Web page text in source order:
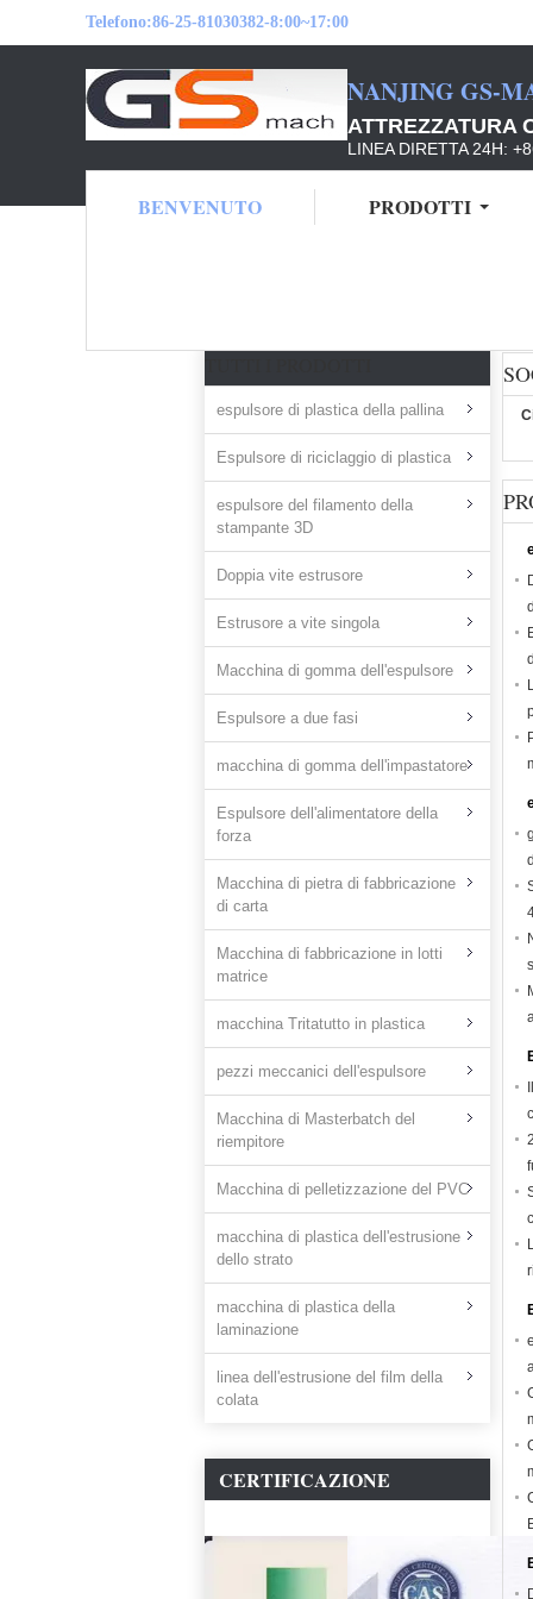
Telefono:86-25-81030382-8:00~17:00
NANJING GS-
ATTREZZATURA
LINEA DIRETTA 24H:
BENVENUTO PRODOTTI
espulsore di plastica della pallina
Espulsore di riciclaggio di plastica
espulsore del filamento della
stampante 3D
Doppia vite estrusore
Estrusore a vite singola
Macchina di gomma dell'espulsore
Espulsore a due fasi
macchina di gomma dell'impastatore
Espulsore dell'alimentatore della
forza
Macchina di pietra di fabbricazione
di carta
Macchina di fabbricazione in lotti
matrice
macchina Tritatutto in plastica
pezzi meccanici dell'espulsore
Macchina di Masterbatch del
riempitore
Macchina di pelletizzazione del PVC
macchina di plastica dell'estrusione
dello strato
macchina di plastica della
laminazione
linea dell'estrusione del film della
colata
CERTIFICAZIONE